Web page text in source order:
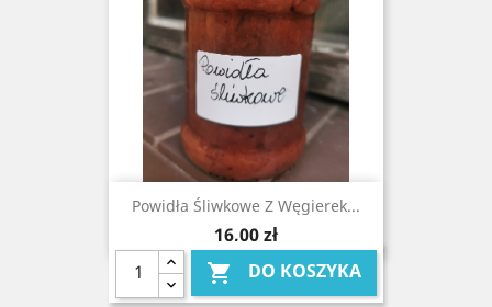
Powidła Śliwkowe Z Węgierek...
Cena
16,00 zł
 DO KOSZYKA